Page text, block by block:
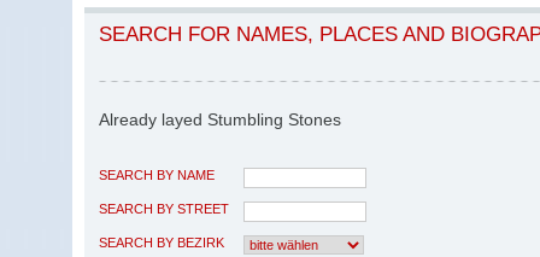
SEARCH FOR NAMES, PLACES AND
Already layed Stumbling Stones
SEARCH BY NAME
SEARCH BY STREET
SEARCH BY BEZIRK